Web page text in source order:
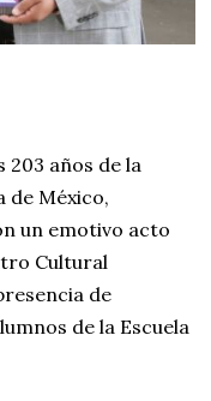
203 años de la
de México,
un emotivo acto
Cultural
de
de la Escuela